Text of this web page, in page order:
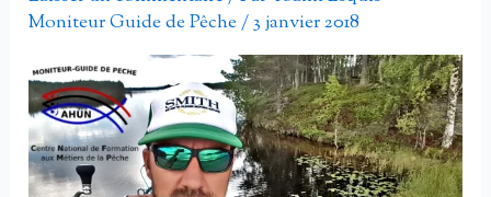
Moniteur Guide de Pêche/3 janvier 2018